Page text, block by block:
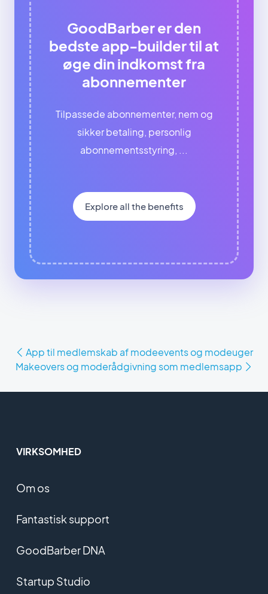
GoodBarber er den
bedste app-builder til at
øge din indkomst fra
abonnementer
Tilpassede abonnementer, nem og
sikker betaling, personlig
abonnementsstyring, ...
Explore all the benefits
App til medlemskab af modeevents og modeuger
Makeovers og moderådgivning som medlemsapp
VIRKSOMHED
Om os
Fantastisk support
GoodBarber DNA
Startup Studio